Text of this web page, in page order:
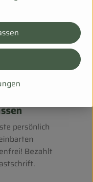
Aktion an.
persönlich
Bezahlt